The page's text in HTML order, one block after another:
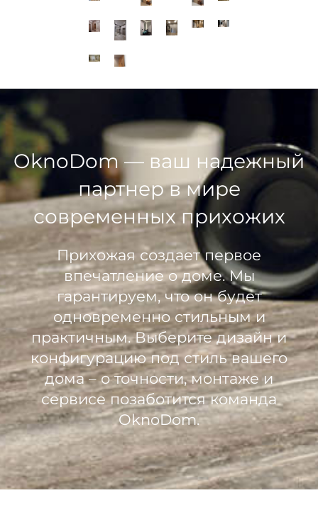
OknoDom — ваш надежный
партнер в мире
современных прихожих
Прихожая создает первое
впечатление о доме. Мы
гарантируем, что он будет
одновременно стильным и
практичным. Выберите дизайн и
конфигурацию под стиль вашего
дома – о точности, монтаже и
сервисе позаботится команда
OknoDom.